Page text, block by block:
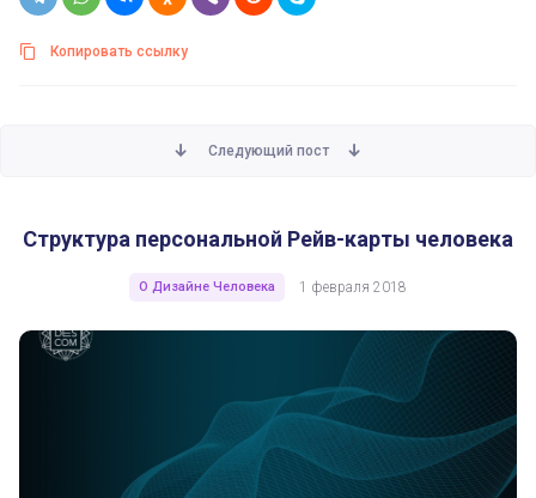
Копировать ссылку
Следующий пост
Структура персональной Рейв-карты человека
О Дизайне Человека 1 февраля 2018